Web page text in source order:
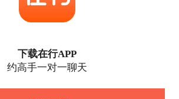
下载在行APP
约高手一对一聊天